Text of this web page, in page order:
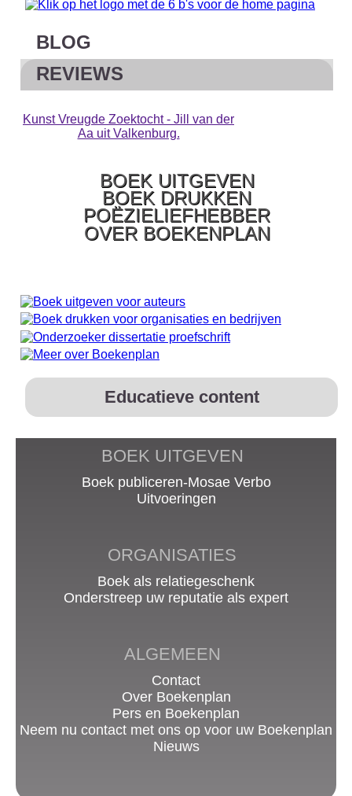
BLOG
REVIEWS
Kunst Vreugde Zoektocht - Jill van der
Aa uit Valkenburg.
BOEK UITGEVEN
BOEK DRUKKEN
POËZIELIEFHEBBER
OVER BOEKENPLAN
Educatieve content
BOEK UITGEVEN
Boek publiceren-Mosae Verbo
Uitvoeringen
ORGANISATIES
Boek als relatiegeschenk
Onderstreep uw reputatie als expert
ALGEMEEN
Contact
Over Boekenplan
Pers en Boekenplan
Neem nu contact met ons op voor uw Boekenplan
Nieuws